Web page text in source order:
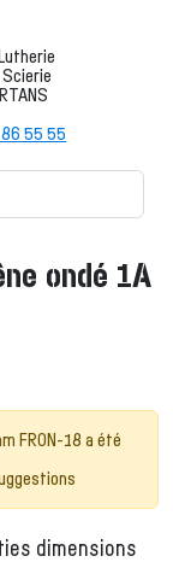
55 55
ondé 1A
FRON-18 a été
dimensions